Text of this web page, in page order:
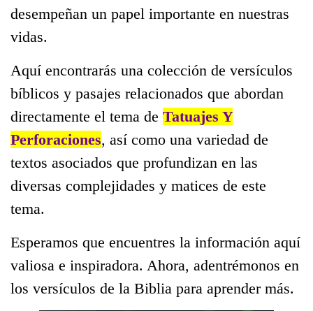
desempeñan un papel importante en nuestras
vidas.
Aquí encontrarás una colección de versículos
bíblicos y pasajes relacionados que abordan
directamente el tema de Tatuajes Y
Perforaciones, así como una variedad de
textos asociados que profundizan en las
diversas complejidades y matices de este
tema.
Esperamos que encuentres la información aquí
valiosa e inspiradora. Ahora, adentrémonos en
los versículos de la Biblia para aprender más.